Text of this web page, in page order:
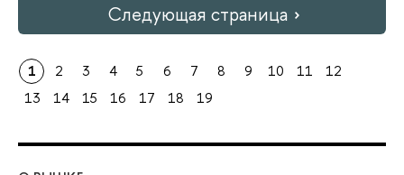
Следующая страница
1 2 3 4 5 6 7 8 9 10 11
12
13
14 15 16 17 18 19